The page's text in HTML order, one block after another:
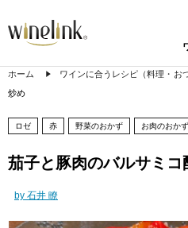
ホーム ワインに合うレシピ（料理・お
炒め
ロゼ 赤 野菜のおかず お肉のおかず
茄子と豚肉のバルサミコ
by 石井 瞭